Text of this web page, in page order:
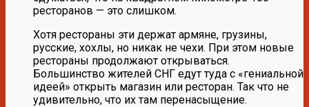
ресторанов — это слишком.
Хотя рестораны эти держат армяне, грузины,
русские, хохлы, но никак не чехи. При этом новые
рестораны продолжают открываться.
Большинство жителей СНГ едут туда с «гениальной
идеей» открыть магазин или ресторан. Так что не
удивительно, что их там перенасыщение.